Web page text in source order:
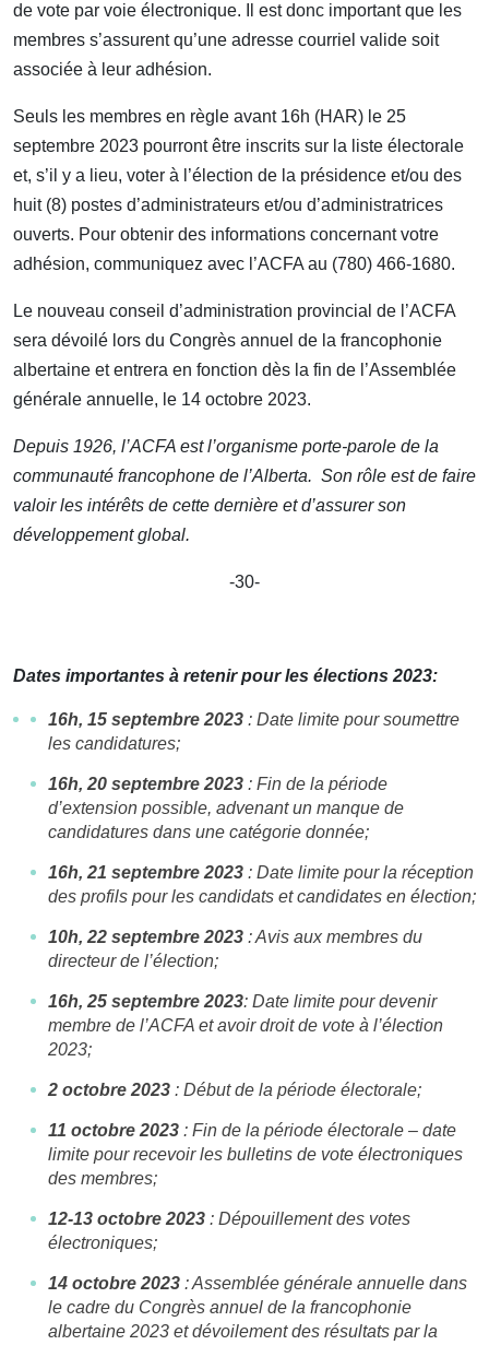
de vote par voie électronique. Il est donc important que les
membres s’assurent qu’une adresse courriel valide soit
associée à leur adhésion.
Seuls les membres en règle avant 16h (HAR) le 25
septembre 2023 pourront être inscrits sur la liste électorale
et, s’il y a lieu, voter à l’élection de la présidence et/ou des
huit (8) postes d’administrateurs et/ou d’administratrices
ouverts. Pour obtenir des informations concernant votre
adhésion, communiquez avec l’ACFA au (780) 466-1680.
Le nouveau conseil d’administration provincial de l’ACFA
sera dévoilé lors du Congrès annuel de la francophonie
albertaine et entrera en fonction dès la fin de l’Assemblée
générale annuelle, le 14 octobre 2023.
Depuis 1926, l’ACFA est l’organisme porte-parole de la
communauté francophone de l’Alberta. Son rôle est de faire
valoir les intérêts de cette dernière et d’assurer son
développement global.
-30-
Dates importantes à retenir pour les élections 2023:
16h, 15 septembre 2023 : Date limite pour soumettre
les candidatures;
16h, 20 septembre 2023 : Fin de la période
d’extension possible, advenant un manque de
candidatures dans une catégorie donnée;
16h, 21 septembre 2023 : Date limite pour la réception
des profils pour les candidats et candidates en élection;
10h, 22 septembre 2023 : Avis aux membres du
directeur de l’élection;
16h, 25 septembre 2023: Date limite pour devenir
membre de l’ACFA et avoir droit de vote à l’élection
2023;
2 octobre 2023 : Début de la période électorale;
11 octobre 2023 : Fin de la période électorale – date
limite pour recevoir les bulletins de vote électroniques
des membres;
12-13 octobre 2023 : Dépouillement des votes
électroniques;
14 octobre 2023 : Assemblée générale annuelle dans
le cadre du Congrès annuel de la francophonie
albertaine 2023 et dévoilement des résultats par la